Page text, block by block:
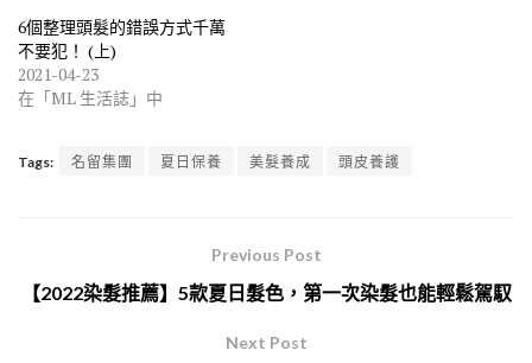
6個整理頭髮的錯誤方式千萬
不要犯！ (上)
2021-04-23
在「ML 生活誌」中
Tags: 名留集團 夏日保養 美髮養成 頭皮養護
Previous Post
【2022染髮推薦】5款夏日髮色，第一次染髮也能輕鬆駕馭
Next Post